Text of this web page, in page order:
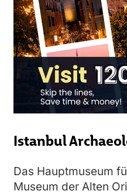
Istanbul
Das Hauptmuseum
Museum der Alten